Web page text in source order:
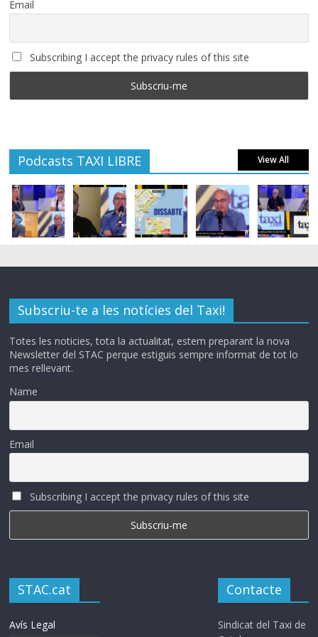
Email
Subscribing I accept the privacy rules of this site
Podcasts TAXI LIBRE View All
Subscriu-te a les notícies del Taxi!
Totes les noticies, tota la actualitat, estem preparant la nova
Newsletter del STAC perque estiguis sempre informat de tot lo
mes rellevant.
Name
Email
Subscribing I accept the privacy rules of this site
STAC.cat
Avís Legal
Contacte
Sindicat del Taxi de